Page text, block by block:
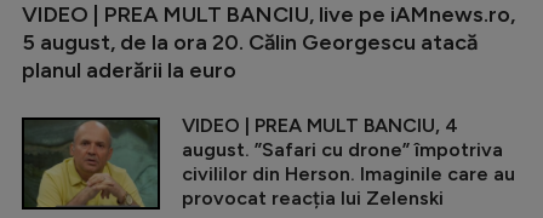
VIDEO | PREA MULT BANCIU, live pe iAMnews.ro,
5 august, de la ora 20. Călin Georgescu atacă
planul aderării la euro
VIDEO | PREA MULT BANCIU, 4
august. ”Safari cu drone” împotriva
civililor din Herson. Imaginile care au
provocat reacția lui Zelenski